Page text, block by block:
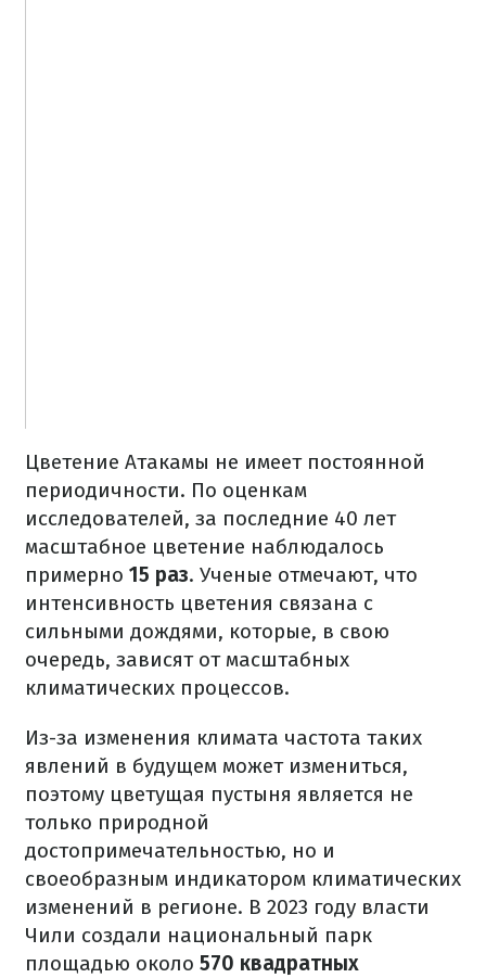
Цветение Атакамы не имеет постоянной
периодичности. По оценкам
исследователей, за последние 40 лет
масштабное цветение наблюдалось
примерно 15 раз. Ученые отмечают, что
интенсивность цветения связана с
сильными дождями, которые, в свою
очередь, зависят от масштабных
климатических процессов.
Из-за изменения климата частота таких
явлений в будущем может измениться,
поэтому цветущая пустыня является не
только природной
достопримечательностью, но и
своеобразным индикатором климатических
изменений в регионе. В 2023 году власти
Чили создали национальный парк
площадью около 570 квадратных